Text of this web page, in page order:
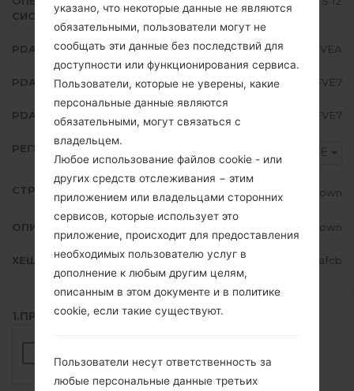
СИСТЕМА
PDA/AP ВЕРСИЯ N986BXXS4FVEA
PDA/AP ВЕРСИЯ N986BOXM4FVE7
PDA/AP ВЕРСИЯ N986BXXU4FVE7
РЕГИОН NEE
СТРАНА Unknown
ОПИСАНИЕ Unknown
ХЕШ e0ffb79a52d75946bcc2212a06a1afcb
1.ПРОВЕРИТЬ НАЛИЧИЕ RECAPTCHA
указано, что некоторые данные не являются
обязательными, пользователи могут не
сообщать эти данные без последствий для
доступности или функционирования сервиса.
Пользователи, которые не уверены, какие
персональные данные являются
обязательными, могут связаться с
владельцем.
Любое использование файлов cookie - или
других средств отслеживания − этим
приложением или владельцами сторонних
сервисов, которые использует это
приложение, происходит для предоставления
необходимых пользователю услуг в
дополнение к любым другим целям,
описанным в этом документе и в политике
cookie, если такие существуют.
Пользователи несут ответственность за
любые персональные данные третьих